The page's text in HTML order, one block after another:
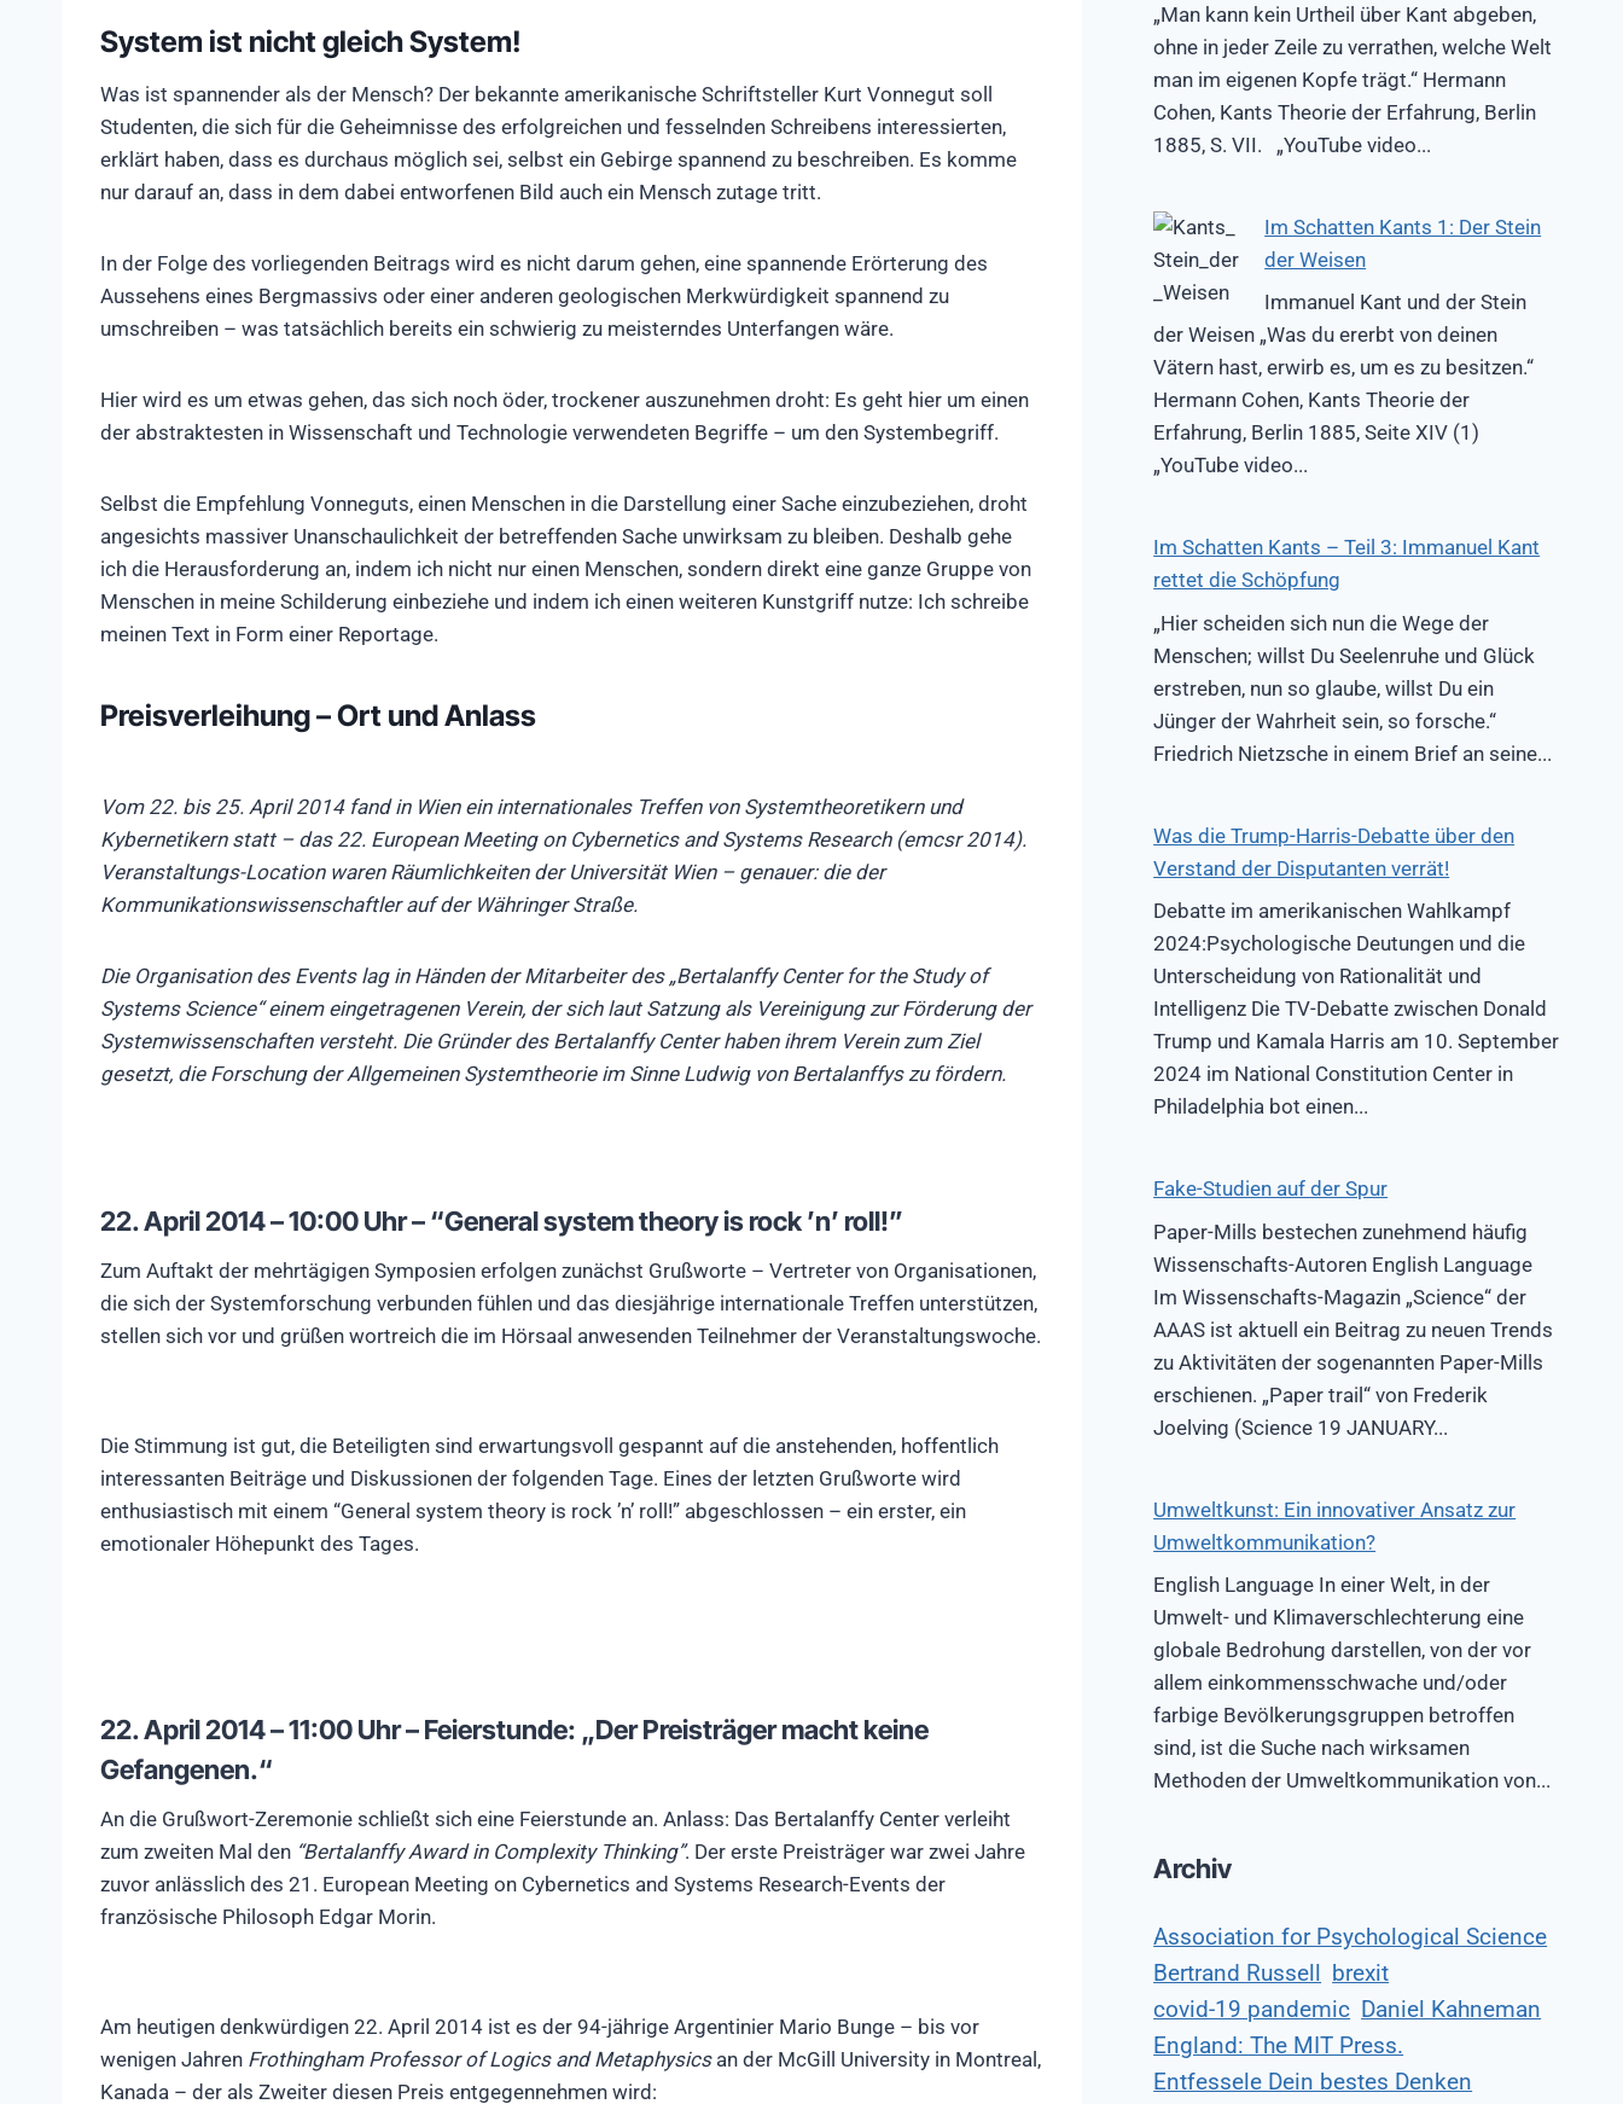
System ist nicht gleich System!
Was ist spannender als der Mensch? Der bekannte amerikanische Schriftsteller Kurt Vonnegut soll
Studenten, die sich für die Geheimnisse des erfolgreichen und fesselnden Schreibens interessierten,
erklärt haben, dass es durchaus möglich sei, selbst ein Gebirge spannend zu beschreiben. Es komme
nur darauf an, dass in dem dabei entworfenen Bild auch ein Mensch zutage tritt.
In der Folge des vorliegenden Beitrags wird es nicht darum gehen, eine spannende Erörterung des
Aussehens eines Bergmassivs oder einer anderen geologischen Merkwürdigkeit spannend zu
umschreiben – was tatsächlich bereits ein schwierig zu meisterndes Unterfangen wäre.
Hier wird es um etwas gehen, das sich noch öder, trockener auszunehmen droht: Es geht hier um einen
der abstraktesten in Wissenschaft und Technologie verwendeten Begriffe – um den Systembegriff.
Selbst die Empfehlung Vonneguts, einen Menschen in die Darstellung einer Sache einzubeziehen, droht
angesichts massiver Unanschaulichkeit der betreffenden Sache unwirksam zu bleiben. Deshalb gehe
ich die Herausforderung an, indem ich nicht nur einen Menschen, sondern direkt eine ganze Gruppe von
Menschen in meine Schilderung einbeziehe und indem ich einen weiteren Kunstgriff nutze: Ich schreibe
meinen Text in Form einer Reportage.
Preisverleihung – Ort und Anlass
Vom 22. bis 25. April 2014 fand in Wien ein internationales Treffen von Systemtheoretikern und
Kybernetikern statt – das 22. European Meeting on Cybernetics and Systems Research (emcsr 2014).
Veranstaltungs-Location waren Räumlichkeiten der Universität Wien – genauer: die der
Kommunikationswissenschaftler auf der Währinger Straße.
Die Organisation des Events lag in Händen der Mitarbeiter des „Bertalanffy Center for the Study of
Systems Science“ einem eingetragenen Verein, der sich laut Satzung als Vereinigung zur Förderung der
Systemwissenschaften versteht. Die Gründer des Bertalanffy Center haben ihrem Verein zum Ziel
gesetzt, die Forschung der Allgemeinen Systemtheorie im Sinne Ludwig von Bertalanffys zu fördern.
22. April 2014 – 10:00 Uhr – “General system theory is rock ’n’ roll!”
Zum Auftakt der mehrtägigen Symposien erfolgen zunächst Grußworte – Vertreter von Organisationen,
die sich der Systemforschung verbunden fühlen und das diesjährige internationale Treffen unterstützen,
stellen sich vor und grüßen wortreich die im Hörsaal anwesenden Teilnehmer der Veranstaltungswoche.
Die Stimmung ist gut, die Beteiligten sind erwartungsvoll gespannt auf die anstehenden, hoffentlich
interessanten Beiträge und Diskussionen der folgenden Tage. Eines der letzten Grußworte wird
enthusiastisch mit einem “General system theory is rock ’n’ roll!” abgeschlossen – ein erster, ein
emotionaler Höhepunkt des Tages.
22. April 2014 – 11:00 Uhr – Feierstunde: „Der Preisträger macht keine
Gefangenen.“
An die Grußwort-Zeremonie schließt sich eine Feierstunde an. Anlass: Das Bertalanffy Center verleiht
zum zweiten Mal den “Bertalanffy Award in Complexity Thinking”. Der erste Preisträger war zwei Jahre
zuvor anlässlich des 21. European Meeting on Cybernetics and Systems Research-Events der
französische Philosoph Edgar Morin.
Am heutigen denkwürdigen 22. April 2014 ist es der 94-jährige Argentinier Mario Bunge – bis vor
wenigen Jahren Frothingham Professor of Logics and Metaphysicsan der McGill University in Montreal,
Kanada – der als Zweiter diesen Preis entgegennehmen wird:
„Man kann kein Urtheil über Kant abgeben,
ohne in jeder Zeile zu verrathen, welche Welt
man im eigenen Kopfe trägt.“ Hermann
Cohen, Kants Theorie der Erfahrung, Berlin
1885, S. VII. „YouTube video...
Im Schatten Kants 1: Der Stein
der Weisen
Immanuel Kant und der Stein
der Weisen „Was du ererbt von deinen
Vätern hast, erwirb es, um es zu besitzen.“
Hermann Cohen, Kants Theorie der
Erfahrung, Berlin 1885, Seite XIV (1)
„YouTube video...
Im Schatten Kants – Teil 3: Immanuel Kant
rettet die Schöpfung
„Hier scheiden sich nun die Wege der
Menschen; willst Du Seelenruhe und Glück
erstreben, nun so glaube, willst Du ein
Jünger der Wahrheit sein, so forsche.“
Friedrich Nietzsche in einem Brief an seine...
Was die Trump-Harris-Debatte über den
Verstand der Disputanten verrät!
Debatte im amerikanischen Wahlkampf
2024:Psychologische Deutungen und die
Unterscheidung von Rationalität und
Intelligenz Die TV-Debatte zwischen Donald
Trump und Kamala Harris am 10. September
2024 im National Constitution Center in
Philadelphia bot einen...
Fake-Studien auf der Spur
Paper-Mills bestechen zunehmend häufig
Wissenschafts-Autoren English Language
Im Wissenschafts-Magazin „Science“ der
AAAS ist aktuell ein Beitrag zu neuen Trends
zu Aktivitäten der sogenannten Paper-Mills
erschienen. „Paper trail“ von Frederik
Joelving (Science 19 JANUARY...
Umweltkunst: Ein innovativer Ansatz zur
Umweltkommunikation?
English Language In einer Welt, in der
Umwelt- und Klimaverschlechterung eine
globale Bedrohung darstellen, von der vor
allem einkommensschwache und/oder
farbige Bevölkerungsgruppen betroffen
sind, ist die Suche nach wirksamen
Methoden der Umweltkommunikation von...
Archiv
Association for Psychological Science
Bertrand Russell
brexit
covid-19 pandemic Daniel Kahneman
England: The MIT Press.
Entfessele Dein bestes Denken